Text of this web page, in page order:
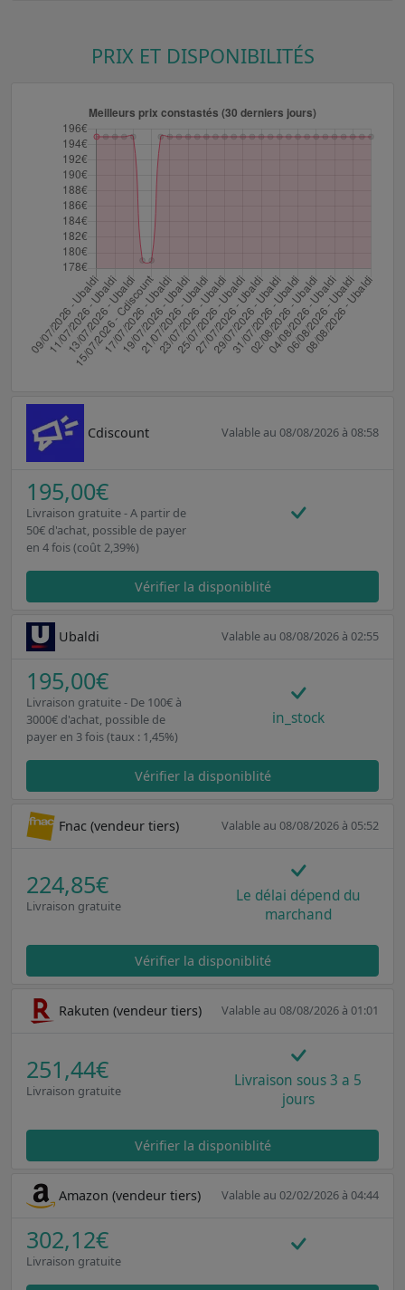
PRIX ET DISPONIBILITÉS
Cdiscount Valable au 08/08/2026 à 08:58
195,00€
Livraison gratuite - A partir de
50€ d'achat, possible de payer
en 4 fois (coût 2,39%)
Vérifier la disponiblité
Ubaldi Valable au 08/08/2026 à 02:55
195,00€
Livraison gratuite - De 100€ à
3000€ d'achat, possible de
payer en 3 fois (taux : 1,45%)
in_stock
Vérifier la disponiblité
Fnac (vendeur tiers) Valable au 08/08/2026 à 05:52
224,85€
Livraison gratuite
Le délai dépend du
marchand
Vérifier la disponiblité
Rakuten (vendeur tiers) Valable au 08/08/2026 à 01:01
251,44€
Livraison gratuite
Livraison sous 3 a 5
jours
Vérifier la disponiblité
Amazon (vendeur tiers) Valable au 02/02/2026 à 04:44
302,12€
Livraison gratuite